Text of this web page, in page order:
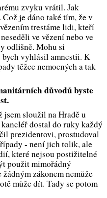
zvyku vrátil. Jak
je dáno také tím, že v
trestáme lidi, kteří
ve vězení nebo ve
odlišně. Mohu si
vyhlásil amnestii. K
těžce nemocných a tak
důvodů byste
jsem sloužil na Hradě u
dostal do ruky každý
prezidentovi, prostudoval
- není jich tolik, ale
které nejsou postižitelné
použit mimořádný
zákonem nemůže
může dít. Tady se potom